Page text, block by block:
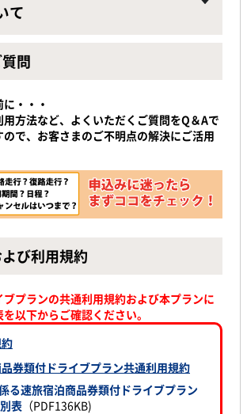
て
問
・・・
方法など、よくいただくご質問をQ＆Aで
ので、お客さまのご不明点の解決にご活用
び利用規約
プランの共通利用規約および本プランに
以下からご確認ください。
券類付ドライブプラン共通利用規約
る速旅宿泊商品券類付ドライブプラン
表 （PDF136KB)